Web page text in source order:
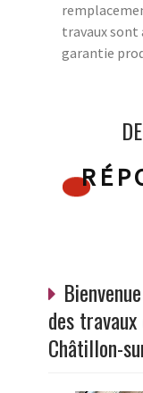
travaux sont
garantie
des
Châtillon-